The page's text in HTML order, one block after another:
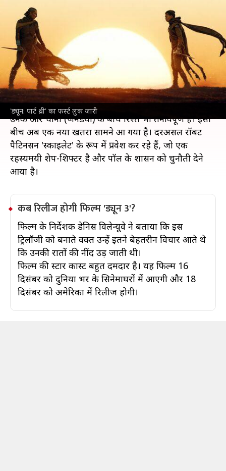
'ड्यून: पार्ट थ्री' का फर्स्ट लुक जारी
'ड्यून 3' का पहला लुक आया सामने, जानिए कब
रिलीज होगी फिल्म?
मनोरंजन Jul 09, 2026
'ड्यून 3' का पहला लुक सामने आ गया है। एक खास IMAX
कार्यक्रम में ट्रेलर को दिखाया गया। यह फिल्म पिछली फिल्म
की घटनाओं के 17 साल बाद का समय दिखाती है, जिसमें पॉल
एट्राइड्स (टिमोथी चालामेट) सम्राट के तौर पर अपनी भूमिका से
जूझते नजर आ रहे हैं।
उनके और चानी (जेनडेया) के बीच रिश्ते भी तनावपूर्ण हैं। इसी
बीच अब एक नया खतरा सामने आ गया है। दरअसल रॉबर्ट
पैटिनसन 'स्काइलेट' के रूप में प्रवेश कर रहे हैं, जो एक
रहस्यमयी शेप-शिफ्टर है और पॉल के शासन को चुनौती देने
आया है।
कब रिलीज होगी फिल्म 'ड्यून 3'?
फिल्म के निर्देशक डेनिस विलेन्यूवे ने बताया कि इस
ट्रिलॉजी को बनाते वक्त उन्हें इतने बेहतरीन विचार आते थे
कि उनकी रातों की नींद उड़ जाती थी।
फिल्म की स्टार कास्ट बहुत दमदार है। यह फिल्म 16
दिसंबर को दुनिया भर के सिनेमाघरों में आएगी और 18
दिसंबर को अमेरिका में रिलीज होगी।